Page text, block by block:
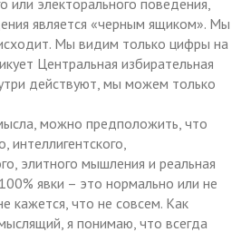
является «черным ящиком». Мы
Мы видим только цифры на
Центральная избирательная
действуют, мы можем только
можно предположить, что
интеллигентского,
элитного мышления и реальная
явки – это нормально или не
кажется, что не совсем. Как
я понимаю, что всегда